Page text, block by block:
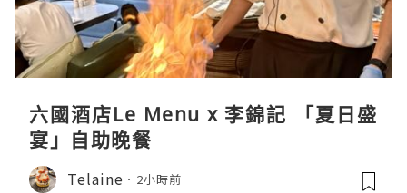
六國酒店Le Menu x 李錦記 「夏日盛
宴」自助晚餐
Telaine 2小時前